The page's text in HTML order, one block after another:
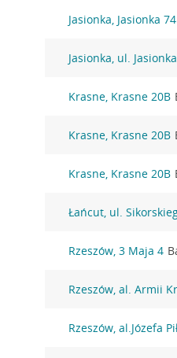
Jasionka, Jasionka
Jasionka, ul.
Krasne, Krasne 20B
Krasne, Krasne 20B
Krasne, Krasne 20B
Łańcut, ul.
Rzeszów, 3 Maja 4
Rzeszów, al. Armii
Rzeszów, al.Józefa